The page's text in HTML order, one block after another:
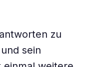
zu
sein